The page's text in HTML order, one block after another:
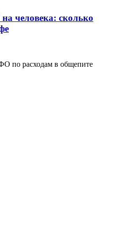
человека: сколько
по расходам в общепите